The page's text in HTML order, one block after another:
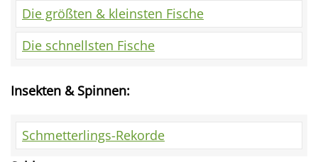
Die größten & kleinsten Fische
Die schnellsten Fische
Insekten & Spinnen:
Schmetterlings-Rekorde